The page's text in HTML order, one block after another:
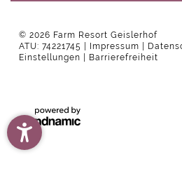
© 2026 Farm Resort Geislerhof
ATU: 74221745
Impressum
Einstellungen
Barrierefreiheit